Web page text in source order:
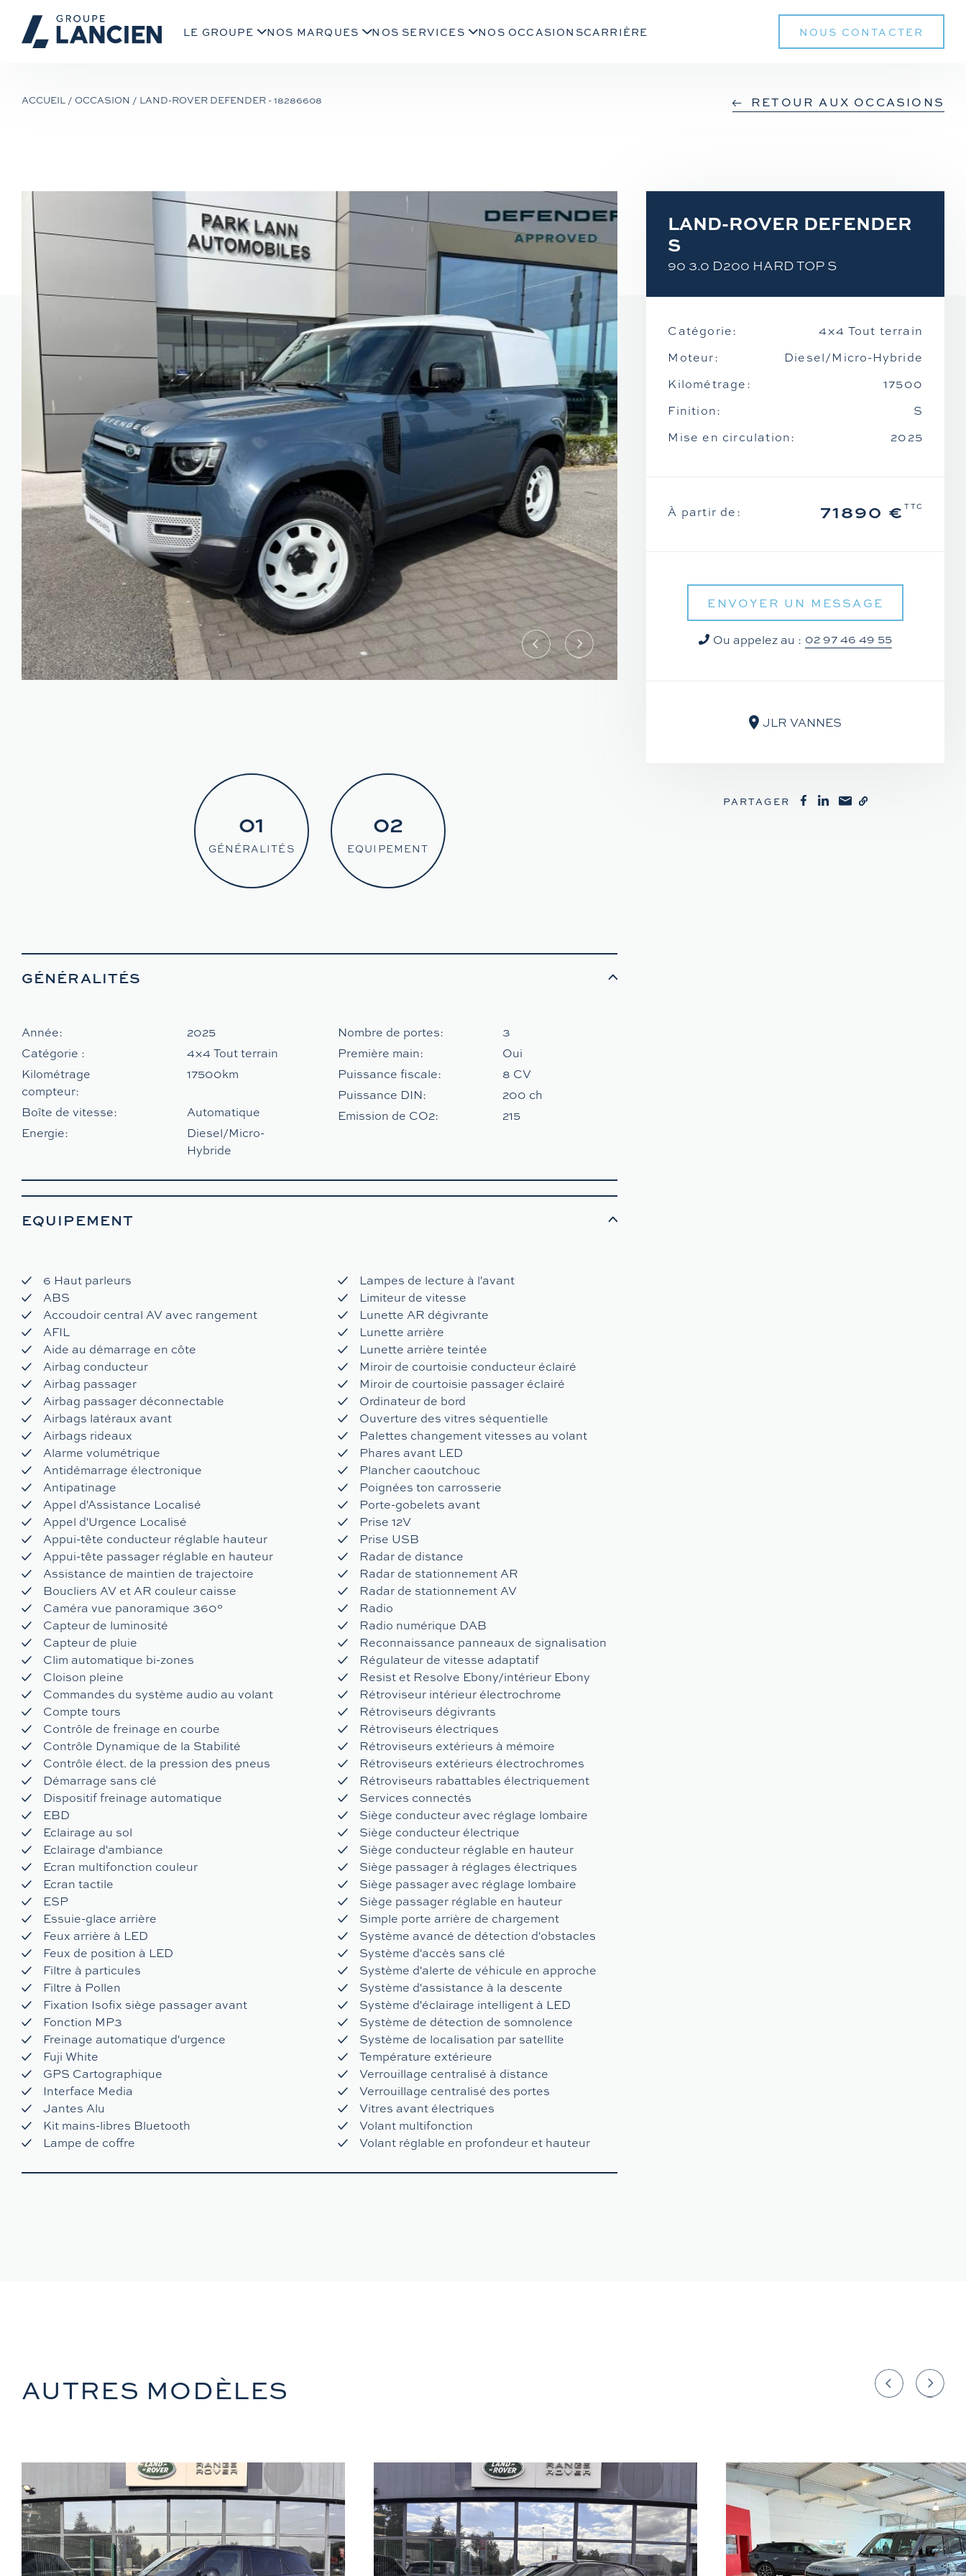
LE GROUPE NOS MARQUES NOS SERVICES NOS OCCASIONSCARRIÈRE NOUS CONTACTER
ACCUEIL / OCCASION / LAND-ROVER DEFENDER - 18286608 RETOUR AUX OCCASIONS
01
GÉNÉRALITÉS
02
EQUIPEMENT
GÉNÉRALITÉS
Année:
2025
Catégorie :
4×4 Tout terrain
Kilométrage
compteur:
17500km
Boîte de vitesse:
Automatique
Energie:
Diesel/Micro-
Hybride
Nombre de portes:
3
Première main:
Oui
Puissance fiscale:
8 CV
Puissance DIN:
200 ch
Emission de CO2:
215
EQUIPEMENT
6 Haut parleurs
ABS
Accoudoir central AV avec rangement
AFIL
Aide au démarrage en côte
Airbag conducteur
Airbag passager
Airbag passager déconnectable
Airbags latéraux avant
Airbags rideaux
Alarme volumétrique
Antidémarrage électronique
Antipatinage
Appel d'Assistance Localisé
Appel d'Urgence Localisé
Appui-tête conducteur réglable hauteur
Appui-tête passager réglable en hauteur
Assistance de maintien de trajectoire
Boucliers AV et AR couleur caisse
Caméra vue panoramique 360°
Capteur de luminosité
Capteur de pluie
Clim automatique bi-zones
Cloison pleine
Commandes du système audio au volant
Compte tours
Contrôle de freinage en courbe
Contrôle Dynamique de la Stabilité
Contrôle élect. de la pression des pneus
Démarrage sans clé
Dispositif freinage automatique
EBD
Eclairage au sol
Eclairage d'ambiance
Ecran multifonction couleur
Ecran tactile
ESP
Essuie-glace arrière
Feux arrière à LED
Feux de position à LED
Filtre à particules
Filtre à Pollen
Fixation Isofix siège passager avant
Fonction MP3
Freinage automatique d'urgence
Fuji White
GPS Cartographique
Interface Media
Jantes Alu
Kit mains-libres Bluetooth
Lampe de coffre
Lampes de lecture à l'avant
Limiteur de vitesse
Lunette AR dégivrante
Lunette arrière
Lunette arrière teintée
Miroir de courtoisie conducteur éclairé
Miroir de courtoisie passager éclairé
Ordinateur de bord
Ouverture des vitres séquentielle
Palettes changement vitesses au volant
Phares avant LED
Plancher caoutchouc
Poignées ton carrosserie
Porte-gobelets avant
Prise 12V
Prise USB
Radar de distance
Radar de stationnement AR
Radar de stationnement AV
Radio
Radio numérique DAB
Reconnaissance panneaux de signalisation
Régulateur de vitesse adaptatif
Resist et Resolve Ebony/intérieur Ebony
Rétroviseur intérieur électrochrome
Rétroviseurs dégivrants
Rétroviseurs électriques
Rétroviseurs extérieurs à mémoire
Rétroviseurs extérieurs électrochromes
Rétroviseurs rabattables électriquement
Services connectés
Siège conducteur avec réglage lombaire
Siège conducteur électrique
Siège conducteur réglable en hauteur
Siège passager à réglages électriques
Siège passager avec réglage lombaire
Siège passager réglable en hauteur
Simple porte arrière de chargement
Système avancé de détection d'obstacles
Système d'accès sans clé
Système d'alerte de véhicule en approche
Système d'assistance à la descente
Système d'éclairage intelligent à LED
Système de détection de somnolence
Système de localisation par satellite
Température extérieure
Verrouillage centralisé à distance
Verrouillage centralisé des portes
Vitres avant électriques
Volant multifonction
Volant réglable en profondeur et hauteur
LAND-ROVER DEFENDER
S
90 3.0 D200 HARD TOP S
Catégorie:
4×4 Tout terrain
Moteur:
Diesel/Micro-Hybride
Kilométrage:
17500
Finition:
S
Mise en circulation:
2025
À partir de: 71890 €TTC
ENVOYER UN MESSAGE
Ou appelez au : 02 97 46 49 55
JLR VANNES
PARTAGER
AUTRES MODÈLES